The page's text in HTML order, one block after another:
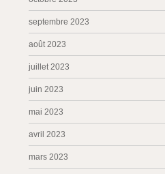
septembre 2023
août 2023
juillet 2023
juin 2023
mai 2023
avril 2023
mars 2023